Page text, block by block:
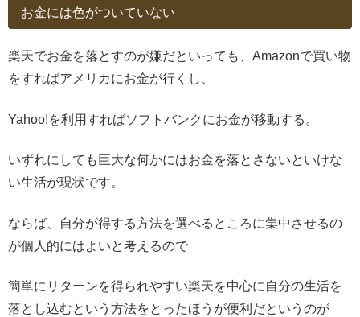
お金には色がついていない
楽天でお金を落とすのが嫌だといっても、Amazonで買い物
をすればアメリカにお金が行くし、
Yahoo!を利用すればソフトバンクにお金が移動する。
いずれにしても巨大な何かにはお金を落とさないといけな
い生活が現状です。
ならば、自分が得する方法を選べるところに集中させるの
が個人的にはよいと考えるので
簡単にリターンを得られやすい楽天を中心に自分の生活を
落とし込むという方法をとったほうが便利だというのが